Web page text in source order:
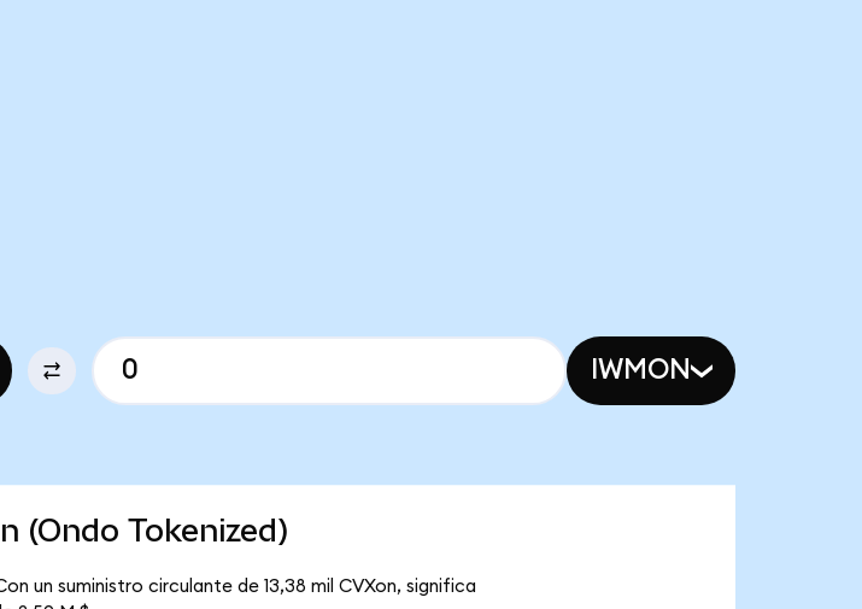
IWMON
(Ondo Tokenized)
un suministro circulante de 13,38 mil CVXon, significa